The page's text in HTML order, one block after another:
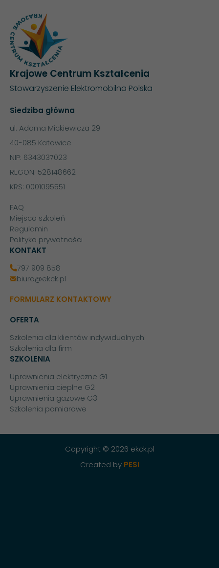
Krajowe Centrum Kształcenia
Stowarzyszenie Elektromobilna Polska
Siedziba główna
ul. Adama Mickiewicza 29
40-085 Katowice
NIP: 6343037023
REGON: 528148662
KRS: 0001095551
FAQ
Miejsca szkoleń
Regulamin
Polityka prywatności
KONTAKT
797 909 858
biuro@ekck.pl
FORMULARZ KONTAKTOWY
OFERTA
Szkolenia dla klientów indywidualnych
Szkolenia dla firm
SZKOLENIA
Uprawnienia elektryczne G1
Uprawnienia cieplne G2
Uprawnienia gazowe G3
Szkolenia pomiarowe
Copyright © 2026 ekck.pl
Created by PESI